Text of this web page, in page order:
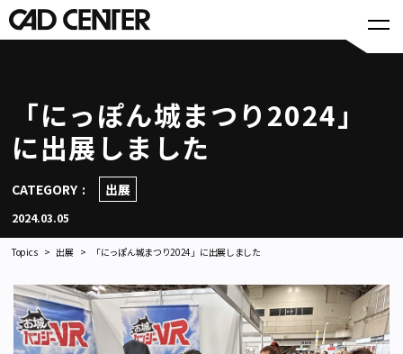
「にっぽん城まつり2024」
に出展しました
CATEGORY 出展
2024.03.05
Topics 出展 「にっぽん城まつり2024」に出展しました